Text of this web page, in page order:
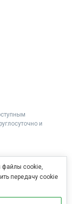
и
файлы cookie,
передачу cookie